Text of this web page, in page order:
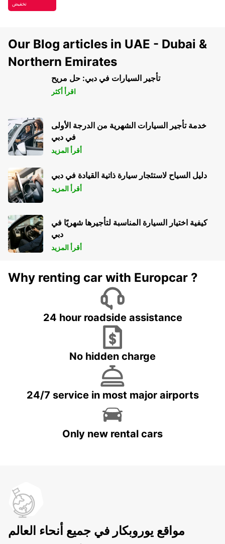
تخفيض
Our Blog articles in UAE - Dubai &
Northern Emirates
تأجير السيارات في دبي: حل مريح
اقرأ أكثر
خدمة تأجير السيارات الشهرية من الدرجة الأولى
في دبي
أقرأ المزيد
دليل السياح لاستئجار سيارة ذاتية القيادة في دبي
أقرأ المزيد
كيفية اختيار السيارة المناسبة لتأجيرها شهريًا في
دبي
أقرأ المزيد
Why renting car with Europcar ?
24 hour roadside assistance
No hidden charge
24/7 service in most major airports
Only new rental cars
مواقع يوروبكار في جميع أنحاء العالم